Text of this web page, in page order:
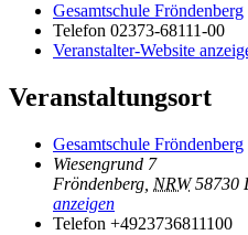
Gesamtschule Fröndenberg
Telefon 02373-68111-00
Veranstalter-Website
Veranstaltungsort
Gesamtschule Fröndenberg
Wiesengrund 7
Fröndenberg NRW 58730
anzeigen
Telefon +4923736811100